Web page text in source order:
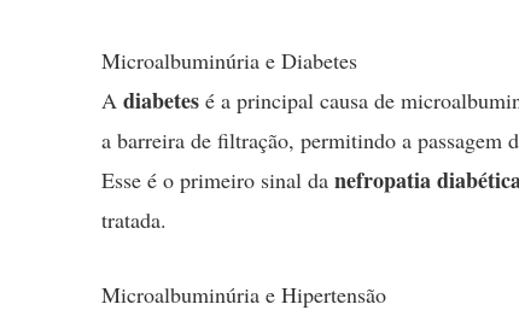
Microalbuminúria e Diabetes
A diabetes é a principal causa de
a barreira de filtração, permitindo a passagem
Esse é o primeiro sinal da nefropatia
tratada.
Microalbuminúria e Hipertensão